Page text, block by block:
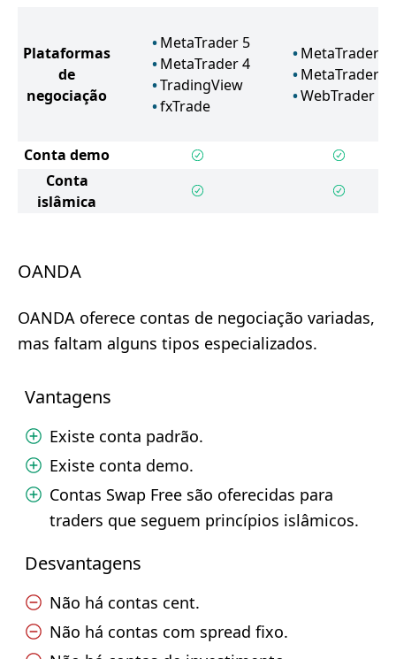
Plataformas
de
negociação
MetaTrader 5
MetaTrader 4
TradingView
fxTrade
MetaTrader 5
MetaTrader 4
WebTrader
Conta demo
Conta
islâmica
OANDA
OANDA oferece contas de negociação variadas,
mas faltam alguns tipos especializados.
Vantagens
Existe conta padrão.
Existe conta demo.
Contas Swap Free são oferecidas para
traders que seguem princípios islâmicos.
Desvantagens
Não há contas cent.
Não há contas com spread fixo.